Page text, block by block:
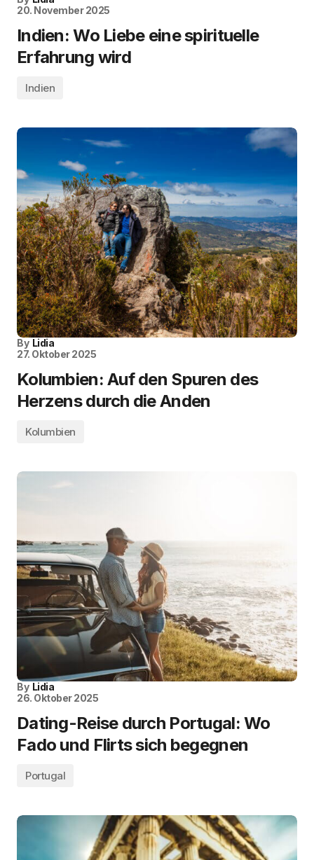
20. November 2025
Indien: Wo Liebe eine spirituelle
Erfahrung wird
Indien
By Lidia
27. Oktober 2025
Kolumbien: Auf den Spuren des
Herzens durch die Anden
Kolumbien
By Lidia
26. Oktober 2025
Dating-Reise durch Portugal: Wo
Fado und Flirts sich begegnen
Portugal